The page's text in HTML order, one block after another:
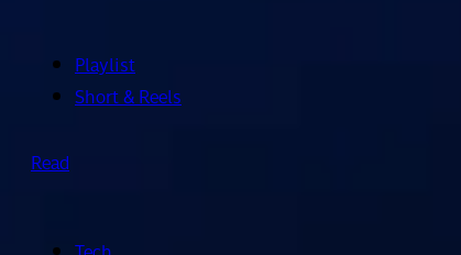
Playlist
Short & Reels
Read